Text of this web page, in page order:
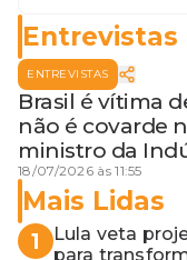
Entrevistas
ENTREVISTAS
Brasil é vítima
não é covarde
ministro da
18/07/2026 às 11:55
Mais Lidas
1
Lula veta
para